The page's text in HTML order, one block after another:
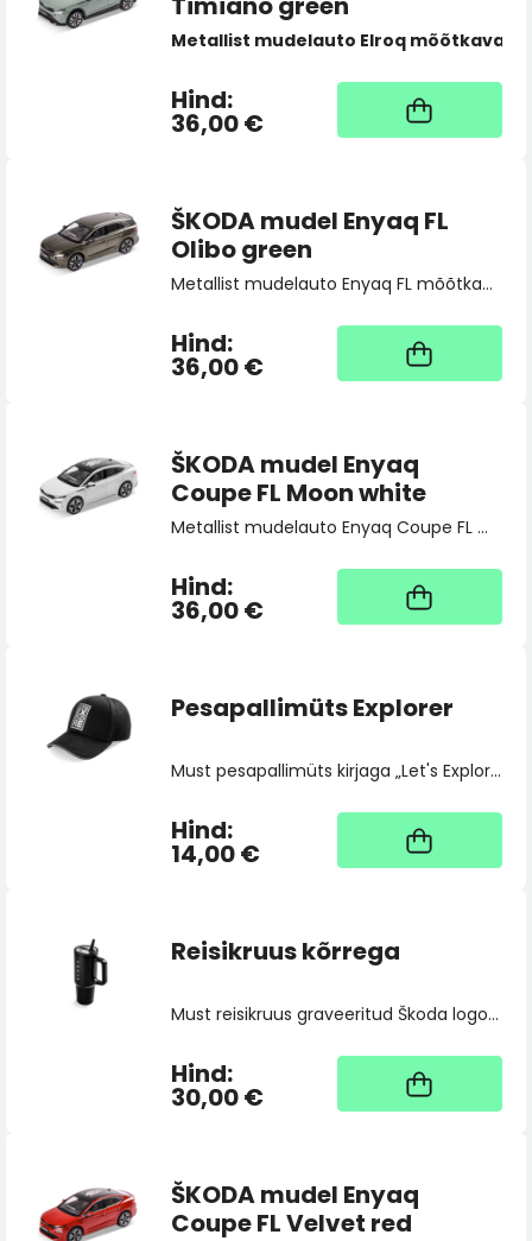
Metallist mudelauto Elroq mõõtkavas
Hind:
36,00 €
Kaup tootja laos, tarne
üldjuhul 4 tööpäeva
ŠKODA mudel Enyaq FL
Olibo green
Metallist mudelauto Enyaq FL mõõtkavas 1:43.
Hind:
36,00 €
Kaup tootja laos, tarne
üldjuhul 4 tööpäeva
ŠKODA mudel Enyaq
Coupe FL Moon white
Metallist mudelauto Enyaq Coupe FL mõõtkavas 1:43.
Hind:
36,00 €
Kaup tootja laos, tarne
üldjuhul 4 tööpäeva
Pesapallimüts Explorer
Must pesapallimüts kirjaga „Let's Explore“.
Hind:
14,00 €
Kaup tootja laos, tarne
üldjuhul 4 tööpäeva
Reisikruus kõrrega
Must reisikruus graveeritud Škoda logoga. Topeltseinaga isolatsioon hoiab teie joogi ideaalsel temperatuuril, samas kui praktiline kaas ülespööratava tilaga tagab mugava joomise. Kruus valmistatud 100% ohutust ja BPA-vabast materjalist.
Hind:
30,00 €
Kaup tootja laos, tarne
üldjuhul 4 tööpäeva
ŠKODA mudel Enyaq
Coupe FL Velvet red